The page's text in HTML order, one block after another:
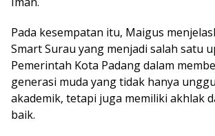
Pada kesempatan itu, Maigus
Smart Surau yang menjadi salah satu
Pemerintah Kota Padang dalam
generasi muda yang tidak hanya
akademik, tetapi juga memiliki akhlak
baik.